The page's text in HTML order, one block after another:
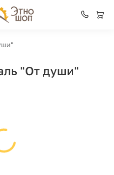
"От души"